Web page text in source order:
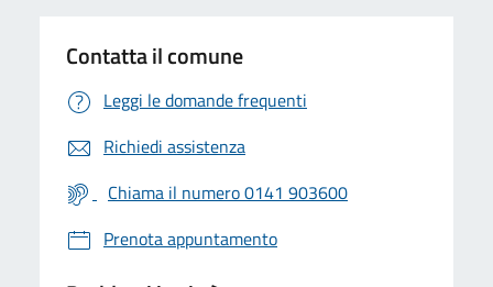
Contatta il comune
Leggi le domande frequenti
Richiedi assistenza
Chiama il numero 0141 903600
Prenota appuntamento